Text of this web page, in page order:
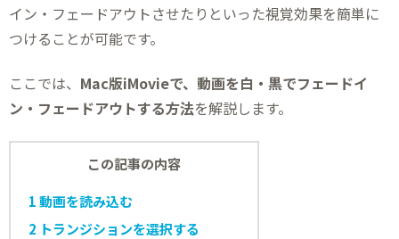
イン・フェードアウトさせたりといった視覚効果を簡単に
つけることが可能です。
ここでは、 Mac版iMovieで、動画を白・黒でフェードイ
ン・フェードアウトする方法を解説します。
この記事の内容
1動画を読み込む
2 トランジションを選択する